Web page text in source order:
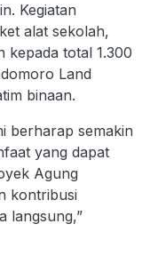
Kegiatan
alat sekolah,
kepada total 1.300
Land
binaan.
berharap semakin
yang dapat
Agung
kontribusi
langsung,”